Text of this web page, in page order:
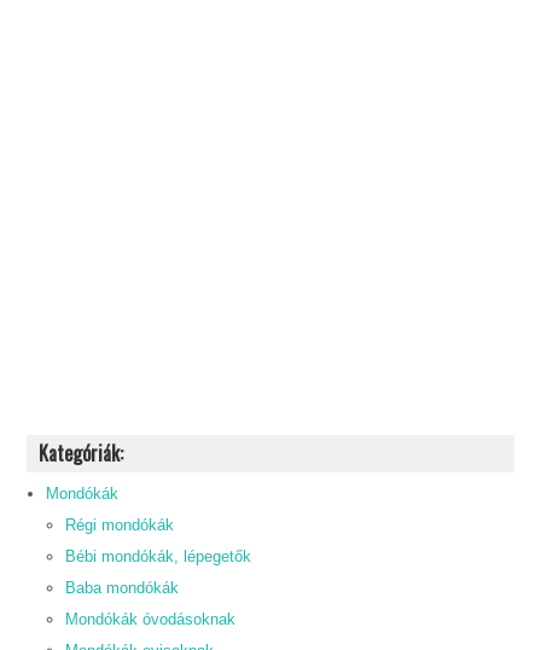
Kategóriák:
Mondókák
Régi mondókák
Bébi mondókák, lépegetők
Baba mondókák
Mondókák óvodásoknak